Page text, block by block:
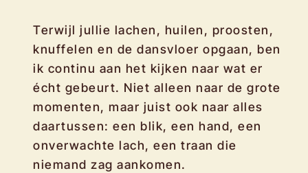
Terwijl jullie lachen, huilen, proosten,
knuffelen en de dansvloer opgaan, ben
ik continu aan het kijken naar wat er
écht gebeurt. Niet alleen naar de grote
momenten, maar juist ook naar alles
daartussen: een blik, een hand, een
onverwachte lach, een traan die
niemand zag aankomen.